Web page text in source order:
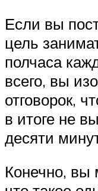
Если вы
цель
полчаса
всего, вы
отговорок,
в итоге не
десяти
Конечно, вы